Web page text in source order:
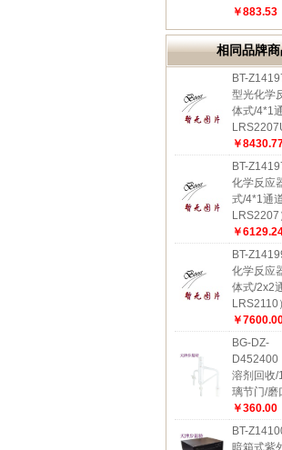
￥883.53
相同品牌
BT-
型光化学
体式/4*1
￥
BT-
化学反应
式/4*1通
LRS2207
￥
BT-
化学反应
体式/2x2
LRS2110）
￥
BG-DZ-
D452400
溶剂回收/
璃节门/磨
￥360.00
BT-
暗箱式紫